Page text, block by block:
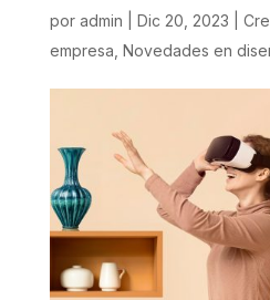
por admin Dic 20, 2023
empresa Novedades en